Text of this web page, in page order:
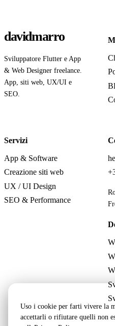
davidmarro
Sviluppatore Flutter e App
& Web Designer freelance.
App, siti web, UX/UI e
SEO.
Servizi
App & Software
Creazione siti web
UX / UI Design
SEO & Performance
Uso i cookie per farti vivere la
accettarli o rifiutare quelli non